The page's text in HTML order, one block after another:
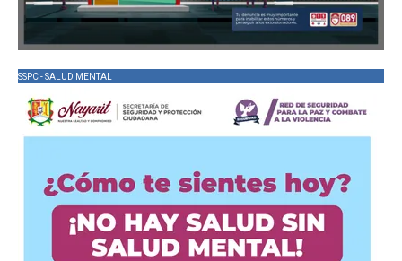
SSPC - SALUD MENTAL